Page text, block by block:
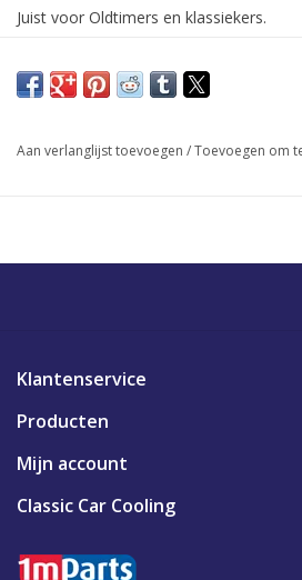
Juist voor Oldtimers en klassiekers.
Aan verlanglijst toevoegen /Toevoegen om
Klantenservice
Producten
Mijn account
Classic Car Cooling